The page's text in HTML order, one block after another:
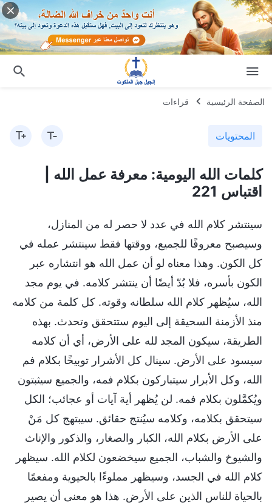
الصفحة الرئيسية قراءات
المحتويات
كلمات الله اليومية: معرفة عمل الله |
اقتباس 221
سينتشر كلام الله في عدد لا حصر له من المنازل،
وسيصبح معروفًا للجميع، ووقتها فقط سينتشر عمله في
كل الكون. وهذا معناه لو أن عمل الله هو انتشاره عبر
الكون بأسره، فلا بُدّ أيضًا أن ينتشر كلامه. في يوم مجد
الله، سيُظهر كلام الله سلطانه وقوته. كل كلمة من كلامه
منذ الأزمنة السحيقة إلى اليوم ستتحقق وتحدث. بهذه
الطريقة، سيكون المجد لله على الأرض، أي أن كلامه
سيسود على الأرض. سينال كل الأشرار توبيخًا بكلام فم
الله، وكل الأبرار سيتباركون بكلام فمه، والجميع سيثبتون
ويُكمَّلون بكلام فمه. لن يُظهر أية آيات أو عجائب؛ الكل
سيتحقق بكلامه، وكلامه سيُنتج حقائق. سيبتهج كل مَنْ
على الأرض بكلام الله، الكبار والصغار، والذكور والإناث
والشيوخ والشباب، الجميع سيخضعون لكلام الله. سيظهر
كلام الله في الجسد، وسيظهر مملوءًا بالحيوية ومفعمًا
بالحياة للناس الذين على الأرض. هذا هو معنى أن يصير